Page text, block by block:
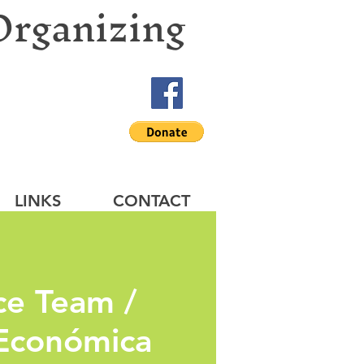
LINKS CONTACT
Team /